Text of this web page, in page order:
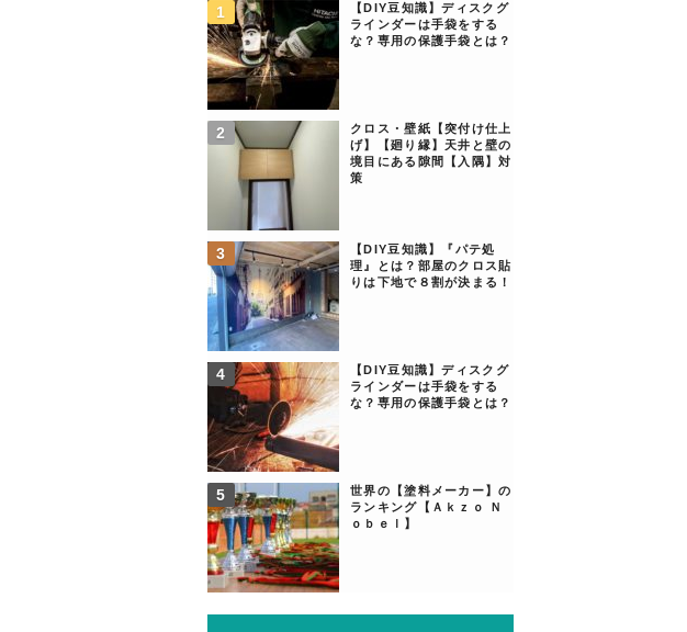
【DIY豆知識】ディスクグ
ラインダーは手袋をする
な？専用の保護手袋とは？
クロス・壁紙【突付け仕上
げ】【廻り縁】天井と壁の
境目にある隙間【入隅】対
策
【DIY豆知識】『パテ処
理』とは？部屋のクロス貼
りは下地で８割が決まる！
【DIY豆知識】ディスクグ
ラインダーは手袋をする
な？専用の保護手袋とは？
世界の【塗料メーカー】の
ランキング【Ａｋｚｏ Ｎ
ｏｂｅｌ】